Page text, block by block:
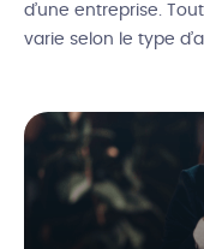
d’une entreprise.
varie selon le type
Comment obtenir un
situations est-il